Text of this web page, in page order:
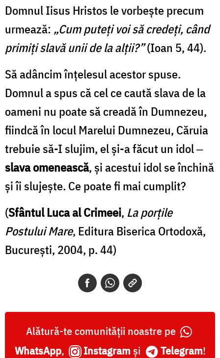
/
Foto:
Nicolae
Pintilie
Domnul Iisus Hristos le vorbeşte precum
urmează: „Cum puteţi voi să credeţi, când
primiţi slavă unii de la alţii?”(Ioan 5, 44).
Să adâncim înţelesul acestor spuse.
Domnul a spus că cel ce caută slava de la
oameni nu poate să creadă în Dumnezeu,
fiindcă în locul Marelui Dumnezeu, Căruia
trebuie să-I slujim, el şi-a făcut un idol ‒
slava omenească, şi acestui idol se închină
şi îi slujeşte. Ce poate fi mai cumplit?
(Sfântul Luca al Crimeei, La porțile
Postului Mare, Editura Biserica Ortodoxă,
Bucureşti, 2004, p. 44)
Alătură-te comunității noastre pe
WhatsApp, Instagram și Telegram!